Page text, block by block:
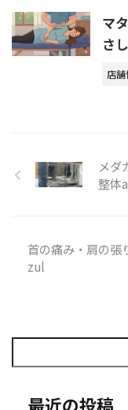
マ
さ
店
メ
整体
首の痛み・肩の
zul
最近の投稿